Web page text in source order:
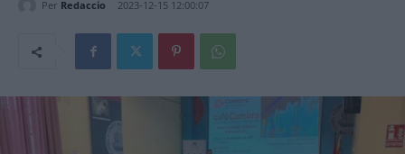
Per Redaccio 2023-12-15 12:00:07